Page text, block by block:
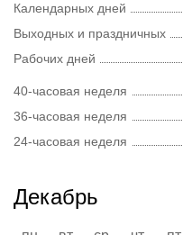
Календарных дней
Выходных и праздничных
Рабочих дней
40-часовая неделя
36-часовая неделя
24-часовая неделя
Декабрь